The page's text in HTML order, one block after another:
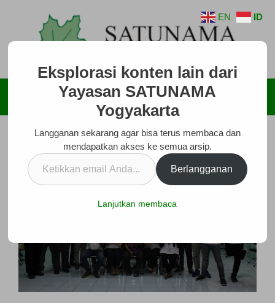
Menu
EN ID
Eksplorasi konten lain dari
Yayasan SATUNAMA
Yogyakarta
Langganan sekarang agar bisa terus membaca dan
mendapatkan akses ke semua arsip.
Ketikkan
email
Berlangganan
Lanjutkan membaca